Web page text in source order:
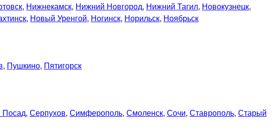
, Нижнекамск, Нижний Новгород, Нижний Тагил, Новокузнецк,
, Новый Уренгой, Ногинск, Норильск, Ноябрьск
, Пушкино, Пятигорск
Посад, Серпухов, Симферополь, Смоленск, Сочи, Ставрополь, Старый